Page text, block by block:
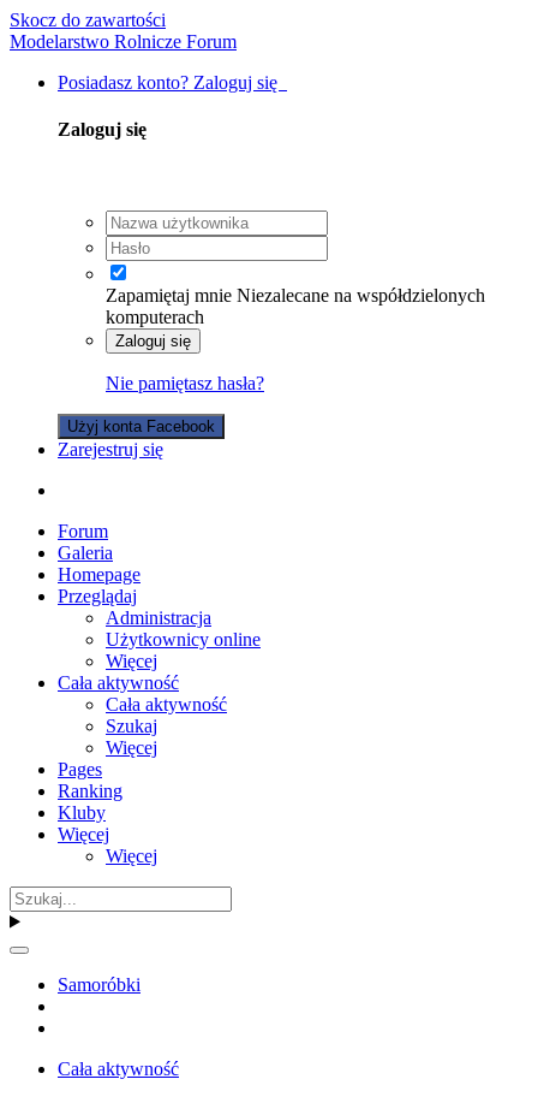
Skocz do zawartości
Modelarstwo Rolnicze Forum
Posiadasz konto? Zaloguj się
Zaloguj się
Zapamiętaj mnie Niezalecane na współdzielonych
komputerach
Zaloguj się
Nie pamiętasz hasła?
Użyj konta Facebook
Zarejestruj się
Forum
Galeria
Homepage
Przeglądaj
Administracja
Użytkownicy online
Więcej
Cała aktywność
Cała aktywność
Szukaj
Więcej
Pages
Ranking
Kluby
Więcej
Więcej
Samoróbki
Cała aktywność